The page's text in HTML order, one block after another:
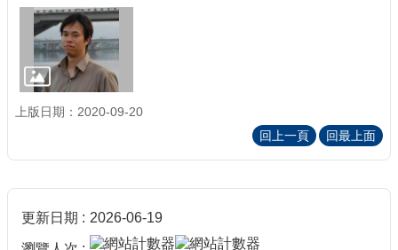
上版日期：2020-09-20
回上一頁
回最上面
更新日期 2026-06-19